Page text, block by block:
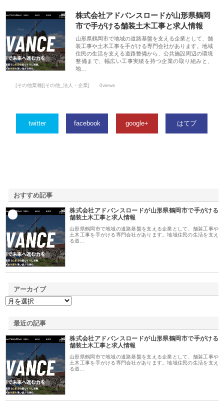
株式会社アドバンスロードが山形県鶴岡
市で手がける舗装土木工事と求人情報
山形県鶴岡市で地域の道路基盤を支える企業として、舗
装工事や土木工事を手がける専門会社があります。地域
住民の生活を支える道路整備から、公共施設周辺の環境
整備まで、幅広い工事実績を持つ企業の取り組みと、
地…
[その他業種][その他_法人・企業] 0views
twitter facebook google+ はてブ
おすすめ記事
株式会社アドバンスロードが山形県鶴岡市で手がける
舗装土木工事と求人情報
山形県鶴岡市で地域の道路基盤を支える企業として、舗装工事や
土木工事を手がける専門会社があります。地域住民の生活を支え
る道…
アーカイブ
最近の記事
株式会社アドバンスロードが山形県鶴岡市で手がける
舗装土木工事と求人情報
山形県鶴岡市で地域の道路基盤を支える企業として、舗装工事や
土木工事を手がける専門会社があります。地域住民の生活を支え
る道…